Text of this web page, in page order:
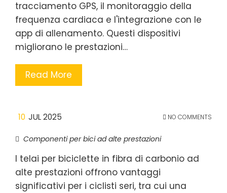
tracciamento GPS, il monitoraggio della
frequenza cardiaca e l'integrazione con le
app di allenamento. Questi dispositivi
migliorano le prestazioni…
Read More
10 JUL 2025 NO COMMENTS
Componenti per bici ad alte prestazioni
I telai per biciclette in fibra di carbonio ad
alte prestazioni offrono vantaggi
significativi per i ciclisti seri, tra cui una